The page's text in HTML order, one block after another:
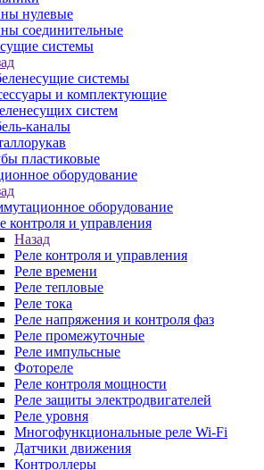
нулевые
соединительные
системы
системы
и комплектующие
систем
каналы
пластиковые
оборудование
оборудование
контроля и управления
Назад
Реле контроля и управления
Реле времени
Реле тепловые
Реле тока
Реле напряжения и контроля фаз
Реле промежуточные
Реле импульсные
Фотореле
Реле контроля мощности
Реле защиты электродвигателей
Реле уровня
Многофункциональные реле Wi-Fi
Датчики движения
Контроллеры